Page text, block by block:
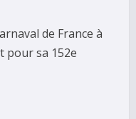
de France à
pour sa 152e